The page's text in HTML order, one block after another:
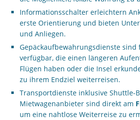
Informationsschalter erleichtern
erste Orientierung und bieten
und Anliegen.
Gepäckaufbewahrungsdienste sind
verfügbar, die einen längeren
Flügen haben oder die Insel
zu ihrem Endziel weiterreisen.
Transportdienste inklusive Shuttle-
Mietwagenanbieter sind direkt am
um eine nahtlose Weiterreise zu